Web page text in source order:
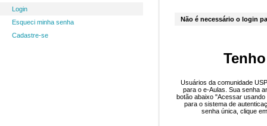
Login
Esqueci minha senha
Cadastre-se
Não é necessário o login
Usuários da comunidade
para o e-Aulas. Sua senha
botão abaixo "Acessar
para o sistema de
senha única, clique